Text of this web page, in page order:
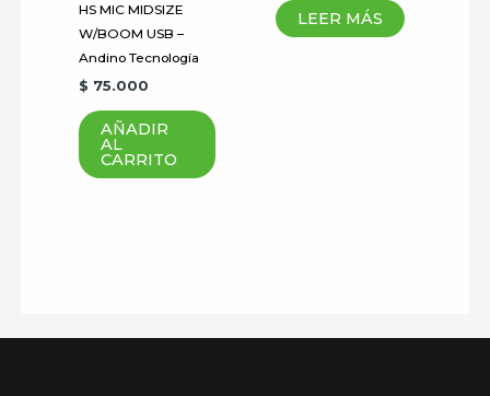
Guardar mi nombre, correo
electrónico y sitio web en este
navegador para la próxima vez
que haga un comentario.
HS MIC MIDSIZE
W/BOOM USB –
Andino Tecnología
$ 75.000
AÑADIR
AL
CARRITO
LEER MÁS